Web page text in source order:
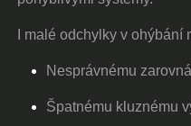
I malé odchylky v ohýbání
Nesprávnému
Špatnému kluznému